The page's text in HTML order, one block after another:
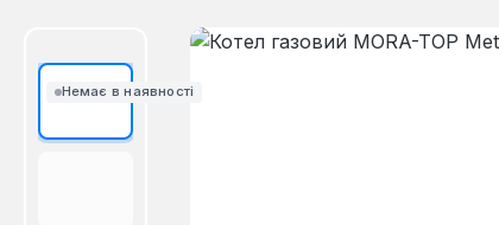
Немає в наявності
Пропустити галерею зображень